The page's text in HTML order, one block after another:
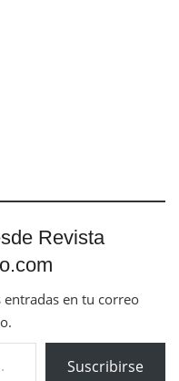
Revista
en tu correo
Suscribirse